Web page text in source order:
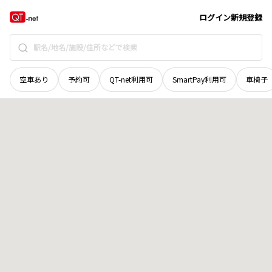
ログイン新規登録
空車あり 予約可 QT-net利用可 SmartPay利用可 車椅子
京都府